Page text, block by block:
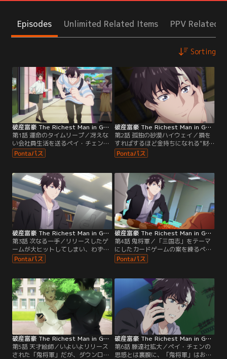
Episodes Unlimited Related Items PPV Related
Sorting
破産富豪 The Richest Man in GAME 第01話
第1話 運命のタイムリープ／冴えな
い会社員生活を送るペイ・チェン
は、上司からの無茶ぶりに反抗でき
ず、一人夜中まで残業を強いられて
光りだし、気が付くとチェンは大学
時代にタイムリープしていた。戸惑
うチェンだったが、彼の前に財産変
換システム・通称リッチェストと名
乗る謎のキャラクターが現れ、チェ
ンに資金を提供し…。
破産富豪 The Richest Man in GAME 第02話
第2話 孤独の砂漠ハイウェイ／損を
すればするほど金持ちになれる“財
産変換システム”を使い、ゲーム会
社を立ち上げたペイ・チェン。早速
ゲー”をリリースし、赤字を狙いに
いく。後日、チェンの作ったゲーム
はとあるゲーム実況配信者の目にと
まり、そのあまりにもひどい内容に
酷評を受ける。しかし、この動画を
きっかけに…。
破産富豪 The Richest Man in GAME 第03話
第3話 次なる一手／リリースしたゲ
ームが大ヒットしてしまい、わずか
な金額しか獲得できなかったペイ・
チェンは焦りを覚える。どうすれば
人のマー・ヤンたちからゲームに誘
われる。そこで足を引っ張るばかり
のマー・ヤンのプレイを目にしたチ
ェンは、仕事でもポンコツっぷりを
発揮して赤字を生んでくれるのでは
ないかと期待し…。
破産富豪 The Richest Man in GAME 第04話
第4話 鬼将軍／「三国志」をテーマ
にしたカードゲームの案を練るペ
イ・チェンとマー・ヤン。張り切る
マー・ヤンの出すアイデアは的外れ
ェンには好都合だった。そして、2
人はネットで見つけた無名の絵師、
ルアン・グアンジェンに仕事を依頼
する。破格の報酬に喜び、依頼を引
き受けるルアンだったが…。
破産富豪 The Richest Man in GAME 第05話
第5話 天才絵師／いよいよリリース
された「鬼将軍」だが、ダウンロー
破産富豪 The Richest Man in GAME 第06話
第6話 滕達社拡大／ペイ・チェンの
思惑とは裏腹に、「鬼将軍」はおす